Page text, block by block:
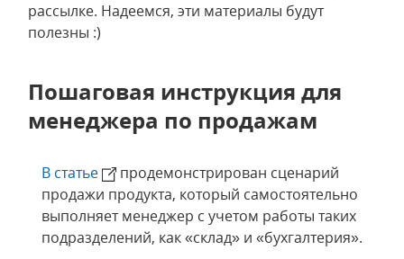
рассылке. Надеемся, эти материалы будут
полезны :)
Пошаговая инструкция для
менеджера по продажам
В статье
продемонстрирован сценарий
продажи продукта, который самостоятельно
выполняет менеджер с учетом работы таких
подразделений, как «склад» и «бухгалтерия».